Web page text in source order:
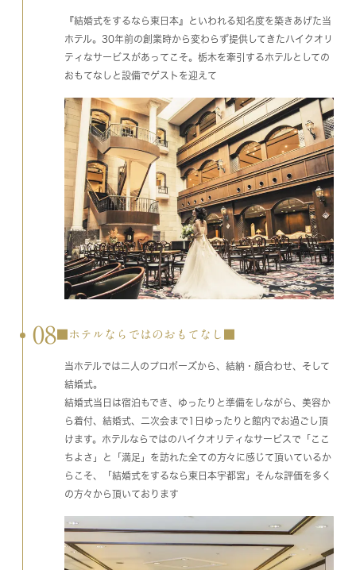
『結婚式をするなら東日本』といわれる知名度を築きあげた当
ホテル。30年前の創業時から変わらず提供してきたハイクオリ
ティなサービスがあってこそ。栃木を牽引するホテルとしての
おもてなしと設備でゲストを迎えて
08 ■ホテルならではのおもてなし■
当ホテルでは二人のプロポーズから、結納・顔合わせ、そして
結婚式。
結婚式当日は宿泊もでき、ゆったりと準備をしながら、美容か
ら着付、結婚式、二次会まで1日ゆったりと館内でお過ごし頂
けます。ホテルならではのハイクオリティなサービスで「ここ
ちよさ」と「満足」を訪れた全ての方々に感じて頂いているか
らこそ、「結婚式をするなら東日本宇都宮」そんな評価を多く
の方々から頂いております